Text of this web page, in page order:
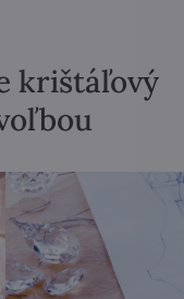
krištáľový